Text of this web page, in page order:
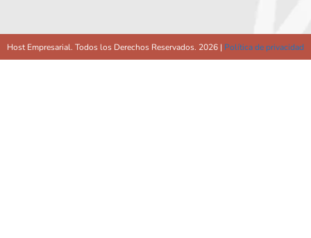
Host Empresarial. Todos los Derechos Reservados. 2026 | Política de privacidad